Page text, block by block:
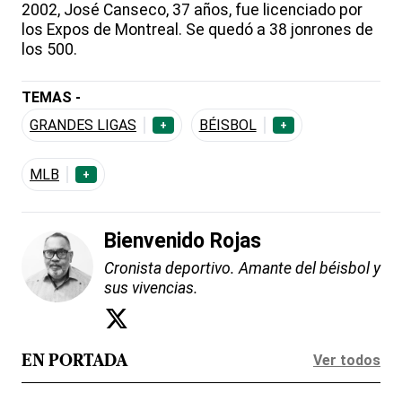
2002, José Canseco, 37 años, fue licenciado por
los Expos de Montreal. Se quedó a 38 jonrones de
los 500.
TEMAS -
GRANDES LIGAS
+ BÉISBOL +
MLB +
Bienvenido Rojas
Cronista deportivo. Amante del béisbol y
sus vivencias.
EN PORTADA Ver todos